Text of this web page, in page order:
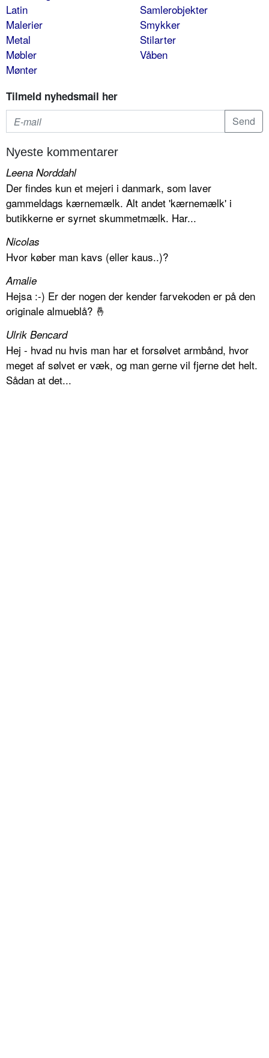
Latin
Malerier
Metal
Møbler
Mønter
Samlerobjekter
Smykker
Stilarter
Våben
Tilmeld nyhedsmail her
Nyeste kommentarer
Leena Norddahl
Der findes kun et mejeri i danmark, som laver
gammeldags kærnemælk. Alt andet 'kærnemælk' i
butikkerne er syrnet skummetmælk. Har...
Nicolas
Hvor køber man kavs (eller kaus..)?
Amalie
Hejsa :-) Er der nogen der kender farvekoden er på den
originale almueblå? 🤞
Ulrik Bencard
Hej - hvad nu hvis man har et forsølvet armbånd, hvor
meget af sølvet er væk, og man gerne vil fjerne det helt.
Sådan at det...